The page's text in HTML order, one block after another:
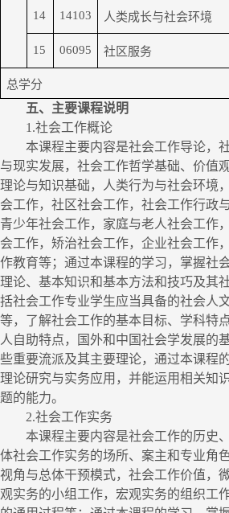
14
14103 人类成长与社会环境
15
06095 社区服务
总学分
五、主要课程说明
1.社会工作概论
本课程主要内容是社会工作导论，
与现实发展，社会工作哲学基础、价值
理论与知识基础，人类行为与社会环境
会工作，社区社会工作，社会工作行政
青少年社会工作，家庭与老人社会工作
会工作，矫治社会工作，企业社会工作
作教育等；通过本课程的学习，掌握社
理论、基本知识和基本方法和技巧及其
括社会工作专业学生应当具备的社会人
等，了解社会工作的基本目标、学科特
人自助特点，国外和中国社会学发展的
些重要流派及其主要理论，通过本课程
理论研究与实务应用，并能运用相关知
题的能力。
2.社会工作实务
本课程主要内容是社会工作的历史
体社会工作实务的场所、案主和专业角
视角与总体干预模式，社会工作价值，
观实务的小组工作，宏观实务的组织工